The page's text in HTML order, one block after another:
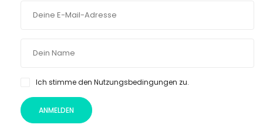
Ich stimme den Nutzungsbedingungen zu.
ANMELDEN